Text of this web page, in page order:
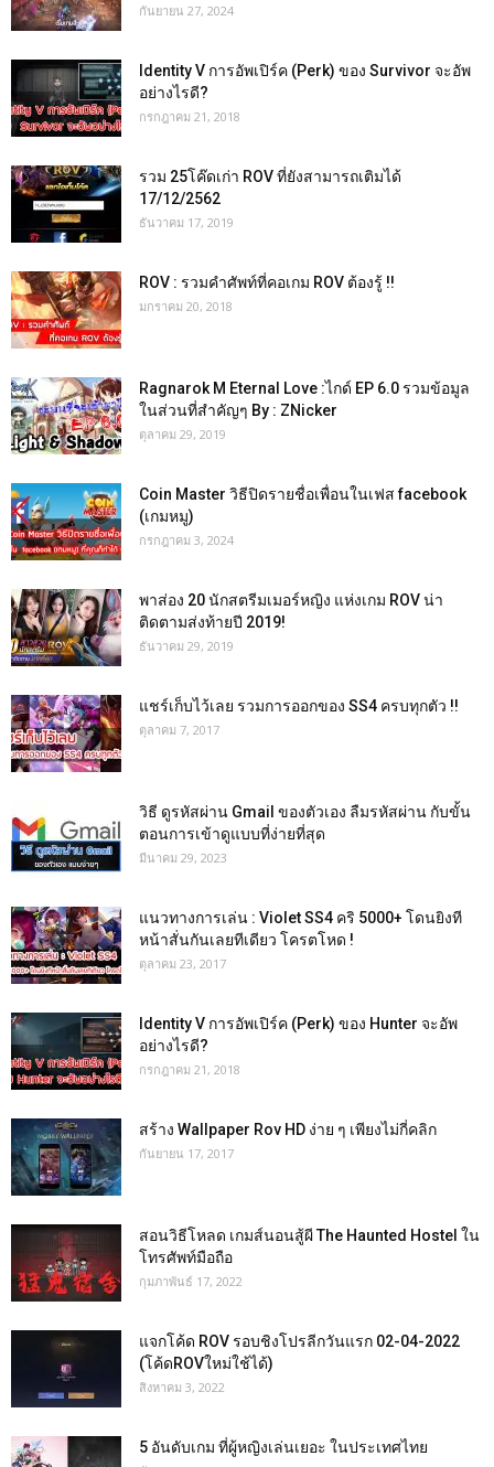
กันยายน 27, 2024
Identity V การอัพเปิร์ค (Perk) ของ Survivor จะอัพ
อย่างไรดี?
กรกฎาคม 21, 2018
รวม 25โค๊ดเก่า ROV ที่ยังสามารถเติมได้
17/12/2562
ธันวาคม 17, 2019
ROV : รวมคำศัพท์ที่คอเกม ROV ต้องรู้ !!
มกราคม 20, 2018
Ragnarok M Eternal Love :ไกด์ EP 6.0 รวมข้อมูล
ในส่วนที่สำคัญๆ By : ZNicker
ตุลาคม 29, 2019
Coin Master วิธีปิดรายชื่อเพื่อนในเฟส facebook
(เกมหมู)
กรกฎาคม 3, 2024
พาส่อง 20 นักสตรีมเมอร์หญิง แห่งเกม ROV น่า
ติดตามส่งท้ายปี 2019!
ธันวาคม 29, 2019
แชร์เก็บไว้เลย รวมการออกของ SS4 ครบทุกตัว !!
ตุลาคม 7, 2017
วิธี ดูรหัสผ่าน Gmail ของตัวเอง ลืมรหัสผ่าน กับขั้น
ตอนการเข้าดูแบบที่ง่ายที่สุด
มีนาคม 29, 2023
แนวทางการเล่น : Violet SS4 คริ 5000+ โดนยิงที
หน้าสั่นกันเลยทีเดียว โครตโหด !
ตุลาคม 23, 2017
Identity V การอัพเปิร์ค (Perk) ของ Hunter จะอัพ
อย่างไรดี?
กรกฎาคม 21, 2018
สร้าง Wallpaper Rov HD ง่าย ๆ เพียงไม่กี่คลิก
กันยายน 17, 2017
สอนวิธีโหลด เกมส์นอนสู้ผี The Haunted Hostel ใน
โทรศัพท์มือถือ
กุมภาพันธ์ 17, 2022
แจกโค้ด ROV รอบชิงโปรลีกวันแรก 02-04-2022
(โค้ดROVใหม่ใช้ได้)
สิงหาคม 3, 2022
5 อันดับเกม ที่ผู้หญิงเล่นเยอะ ในประเทศไทย